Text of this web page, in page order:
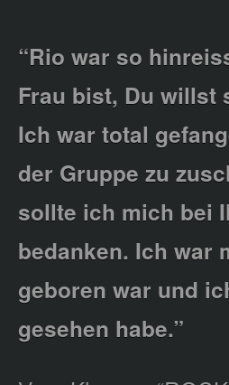
“Rio war so
Frau bist, Du willst
Ich war total
der Gruppe zu
sollte ich mich bei
bedanken. Ich war
geboren war und
gesehen habe.”